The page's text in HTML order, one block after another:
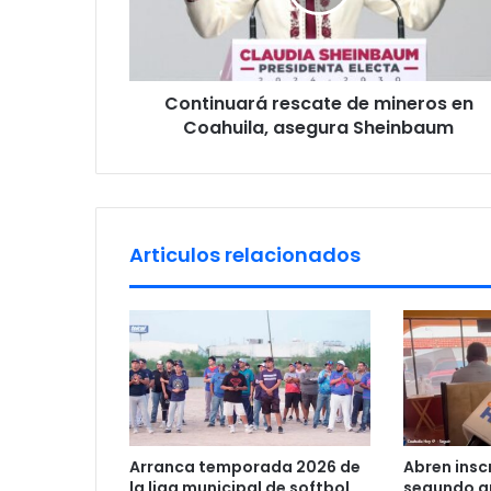
r
r
s
e
d
e
m
i
n
e
r
o
s
Continuará rescate de mineros en
Coahuila, asegura Sheinbaum
Articulos relacionados
Arranca temporada 2026 de
Abren